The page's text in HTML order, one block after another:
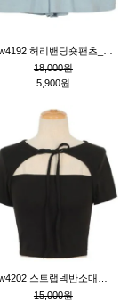
18,000원
5,900원
15,000원